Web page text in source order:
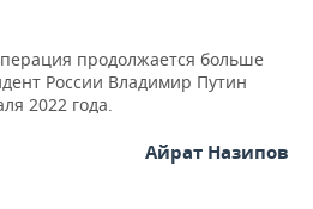
продолжается больше
России Владимир Путин
2022 года.
Айрат Назипов